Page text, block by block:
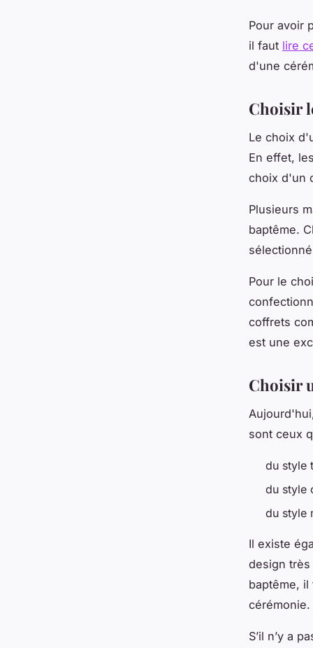
Pour avoir
il faut lire
d'une
Choisir
Le choix
En effet,
choix d'un
Plusieurs
baptême.
Pour le
coffrets
est une
Choisir
sont ceux
du style
du style
du style
Il existe
design
baptême,
cérémonie.
S’il n’y a